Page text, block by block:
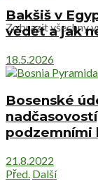
Zobrazit všechny
Bakšiš v
vědět a jak
18.5.2026
Bosenské
podzemními
21.8.2022
Před. Další